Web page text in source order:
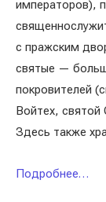
императоров),
с пражским
святые —
покровителей
Войтех, святой
Здесь также
Подробнее…